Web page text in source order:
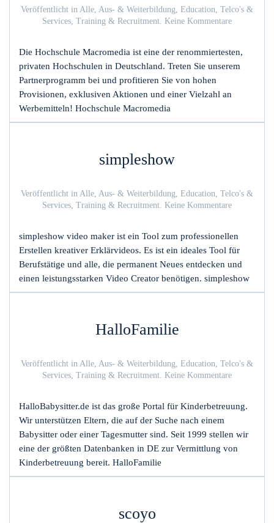
Veröffentlicht in Alle, Aus- & Weiterbildung, Education, Telco's &
Services, Training & Recruitment. Keine Kommentarezu
Die Hochschule Macromedia ist eine der renommiertesten,
privaten Hochschulen in Deutschland. Treten Sie unserem
Partnerprogramm bei und profitieren Sie von hohen
Provisionen, exklusiven Aktionen und einer Vielzahl an
Werbemitteln! Hochschule Macromedia
simpleshow
Veröffentlicht in Alle, Aus- & Weiterbildung, Education, Telco's &
Services, Training & Recruitment. Keine Kommentarezu
simpleshow video maker ist ein Tool zum professionellen
Erstellen kreativer Erklärvideos. Es ist ein ideales Tool für
Berufstätige und alle, die permanent Neues entdecken und
einen leistungsstarken Video Creator benötigen. simpleshow
HalloFamilie
Veröffentlicht in Alle, Aus- & Weiterbildung, Education, Telco's &
Services, Training & Recruitment. Keine Kommentarezu
HalloBabysitter.de ist das große Portal für Kinderbetreuung.
Wir unterstützen Eltern, die auf der Suche nach einem
Babysitter oder einer Tagesmutter sind. Seit 1999 stellen wir
eine der größten Datenbanken in DE zur Vermittlung von
Kinderbetreuung bereit. HalloFamilie
scoyo